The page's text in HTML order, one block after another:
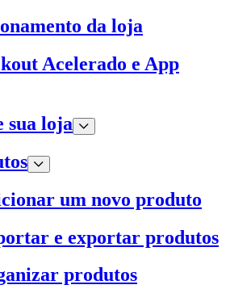
da loja
Acelerado e App
sua loja
um novo produto
e exportar produtos
produtos